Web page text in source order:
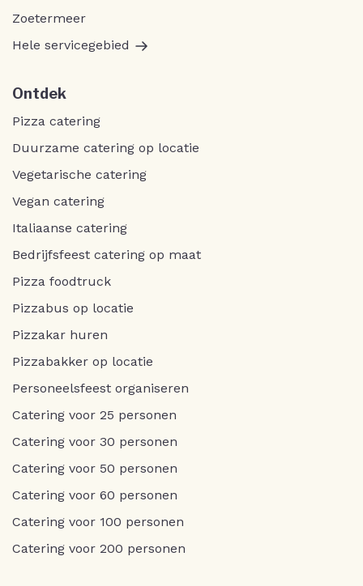
Zoetermeer
Hele servicegebied
Ontdek
Pizza catering
Duurzame catering op locatie
Vegetarische catering
Vegan catering
Italiaanse catering
Bedrijfsfeest catering op maat
Pizza foodtruck
Pizzabus op locatie
Pizzakar huren
Pizzabakker op locatie
Personeelsfeest organiseren
Catering voor 25 personen
Catering voor 30 personen
Catering voor 50 personen
Catering voor 60 personen
Catering voor 100 personen
Catering voor 200 personen